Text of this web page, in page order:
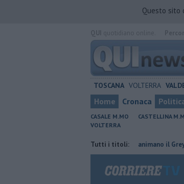
Questo sito
TOSCANA VOLTERRA
Home Cronaca
CASALE M.MO CASTELLINA
VOLTERRA
Tutti i titoli:
Rea e Martux M animano il Grey Cat